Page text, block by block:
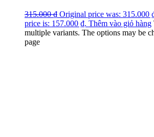
315.000₫ Original price was: 315.000
price is: 157.000 ₫. Thêm vào giỏ hàng
multiple variants. The options may be
page